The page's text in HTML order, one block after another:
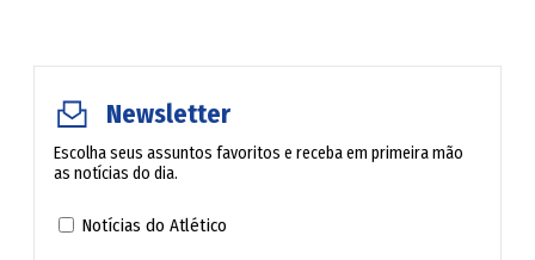
Barrientos, defendendo-o. Sartre e André Malraux
encabeçaram a campanha pela sua libertação. Soltaram-
no quase quatro anos depois. Voltou a Paris e morou com
o casal Yves Montand e Simone Signoret, que considera
Newsletter
Escolha seus assuntos favoritos e receba em primeira mão
as notícias do dia.
Notícias do Atlético